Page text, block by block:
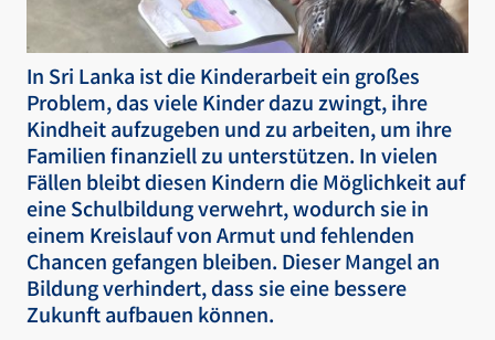
In Sri Lanka ist die Kinderarbeit ein großes
Problem, das viele Kinder dazu zwingt, ihre
Kindheit aufzugeben und zu arbeiten, um ihre
Familien finanziell zu unterstützen. In vielen
Fällen bleibt diesen Kindern die Möglichkeit auf
eine Schulbildung verwehrt, wodurch sie in
einem Kreislauf von Armut und fehlenden
Chancen gefangen bleiben. Dieser Mangel an
Bildung verhindert, dass sie eine bessere
Zukunft aufbauen können.